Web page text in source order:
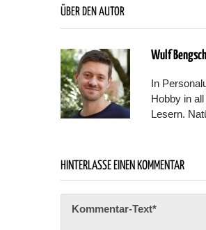
ÜBER DEN AUTOR
Wulf Bengsch
In
Hobby in
Lesern.
HINTERLASSE EINEN KOMMENTAR